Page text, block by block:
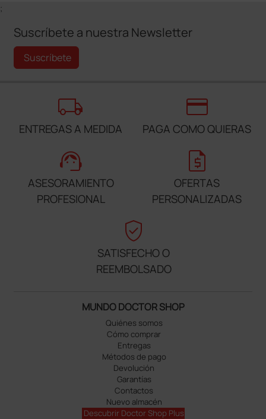
;
Suscríbete a nuestra Newsletter
Suscríbete
local_shipping
ENTREGAS A MEDIDA
credit_card
PAGA COMO QUIERAS
support_agent
ASESORAMIENTO
PROFESIONAL
request_quote
OFERTAS
PERSONALIZADAS
verified_user
SATISFECHO O
REEMBOLSADO
MUNDO DOCTOR SHOP
Quiénes somos
Cómo comprar
Entregas
Métodos de pago
Devolución
Garantías
Contactos
Nuevo almacén
Descubrir Doctor Shop Plus